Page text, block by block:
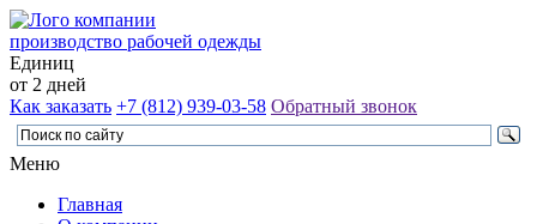
производство рабочей одежды
Единиц
от 2 дней
Как заказать +7 (812) 939-03-58 Обратный звонок
Меню
Главная